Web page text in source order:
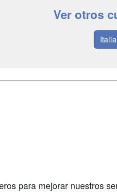
Ver otros
para mejorar nuestros